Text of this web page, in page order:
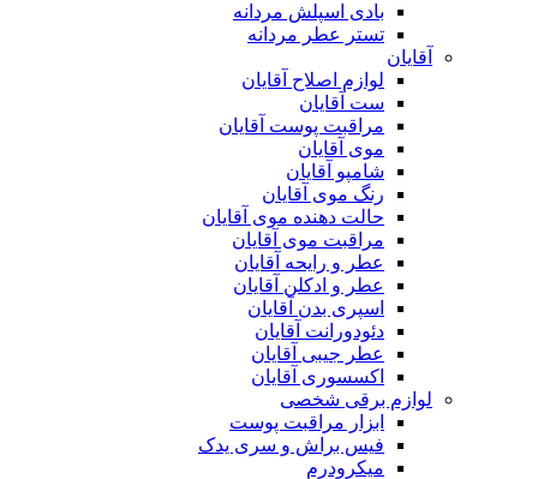
بادی اسپلش مردانه
تستر عطر مردانه
آقایان
لوازم اصلاح آقایان
ست آقایان
مراقبت پوست آقایان
موی آقایان
شامپو آقایان
رنگ موی آقایان
حالت دهنده موی آقایان
مراقبت موی آقایان
عطر و رایحه آقایان
عطر و ادکلن آقایان
اسپری بدن آقایان
دئودورانت آقایان
عطر جیبی آقایان
اکسسوری آقایان
لوازم برقی شخصی
ابزار مراقبت پوست
فیس براش و سری یدک
میکرودرم